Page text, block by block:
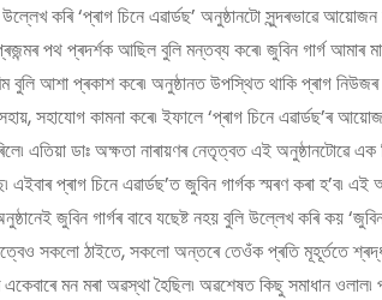
কৰি ‘প্ৰাগ চিনে এৱাৰ্ডছ’ অনুষ্ঠানটো সুন্দৰভাৱে
পথ প্ৰদৰ্শক আছিল বুলি মন্তব্য কৰে৷ জুবিন গাৰ্গ
আশা প্ৰকাশ কৰে৷ অনুষ্ঠানত উপস্থিত থাকি প্ৰাগ নিউজৰ
সহাযোগ কামনা কৰে৷ ইফালে ‘প্ৰাগ চিনে এৱাৰ্ডছ’ৰ
এতিয়া ডাঃ অক্ষতা নাৰায়ণৰ নেতৃত্বত এই অনুষ্ঠানটোৱে
প্ৰাগ চিনে এৱাৰ্ডছ’ত জুবিন গাৰ্গক স্মৰণ কৰা হ’ব৷ এই
জুবিন গাৰ্গৰ বাবে যছেষ্ট নহয় বুলি উল্লেখ কৰি কয়
সকলো ঠাইতে, সকলো অন্তৰে তেওঁক প্ৰতি মূহূৰ্ততে
মন মৰা অৱস্থা হৈছিল৷ অৱশেষত কিছু সমাধান